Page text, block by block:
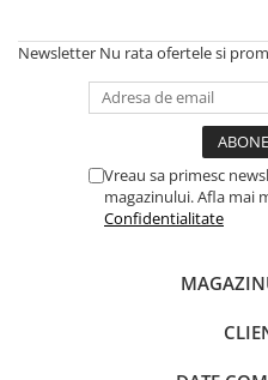
Case-uri DJ
Console DJ
Controllere MIDI - USB DAW
Newsletter Nu rata ofertele si
Vreau sa primesc
magazinului. Afla mai
Confidentialitate